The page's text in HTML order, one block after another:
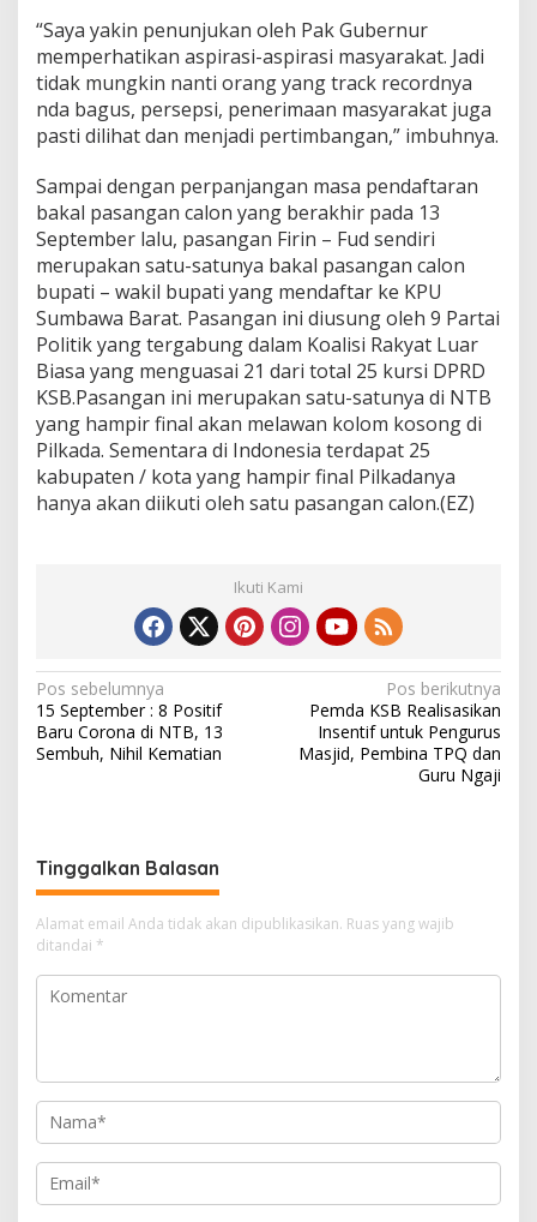
S
B
“Saya yakin penunjukan oleh Pak Gubernur
memperhatikan aspirasi-aspirasi masyarakat. Jadi
tidak mungkin nanti orang yang track recordnya
nda bagus, persepsi, penerimaan masyarakat juga
pasti dilihat dan menjadi pertimbangan,” imbuhnya.
Sampai dengan perpanjangan masa pendaftaran
bakal pasangan calon yang berakhir pada 13
September lalu, pasangan Firin – Fud sendiri
merupakan satu-satunya bakal pasangan calon
bupati – wakil bupati yang mendaftar ke KPU
Sumbawa Barat. Pasangan ini diusung oleh 9 Partai
Politik yang tergabung dalam Koalisi Rakyat Luar
Biasa yang menguasai 21 dari total 25 kursi DPRD
KSB.Pasangan ini merupakan satu-satunya di NTB
yang hampir final akan melawan kolom kosong di
Pilkada. Sementara di Indonesia terdapat 25
kabupaten / kota yang hampir final Pilkadanya
hanya akan diikuti oleh satu pasangan calon.(EZ)
Ikuti Kami
N
a
v
a
s
i
p
o
Pos sebelumnya
15 September : 8 Positif
Baru Corona di NTB, 13
Sembuh, Nihil Kematian
Pos berikutnya
Pemda KSB Realisasikan
Insentif untuk Pengurus
Masjid, Pembina TPQ dan
Guru Ngaji
Tinggalkan Balasan
Alamat email Anda tidak akan dipublikasikan. Ruas yang wajib
ditandai *